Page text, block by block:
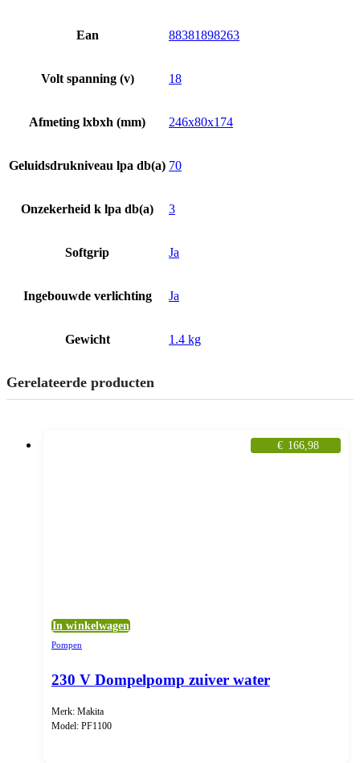
Ean 88381898263
Volt spanning (v) 18
Afmeting lxbxh (mm) 246x80x174
Geluidsdrukniveau lpa db(a) 70
Onzekerheid k lpa db(a) 3
Softgrip Ja
Ingebouwde verlichting Ja
Gewicht 1.4 kg
Gerelateerde producten
€ 166,98
In winkelwagen
Pompen
230 V Dompelpomp zuiver water
Merk: Makita
Model: PF1100